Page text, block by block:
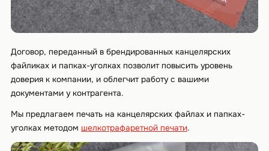
Договор, переданный в брендированных канцелярских
файликах и папках-уголках позволит повысить уровень
доверия к компании, и облегчит работу с вашими
документами у контрагента.
Мы предлагаем печать на канцелярских файлах и папках-
уголках методом шелкотрафаретной печати.